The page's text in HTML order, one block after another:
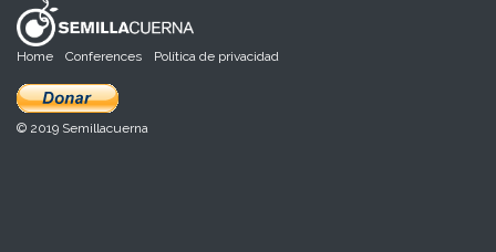
Home Conferences Política de privacidad
© 2019 Semillacuerna